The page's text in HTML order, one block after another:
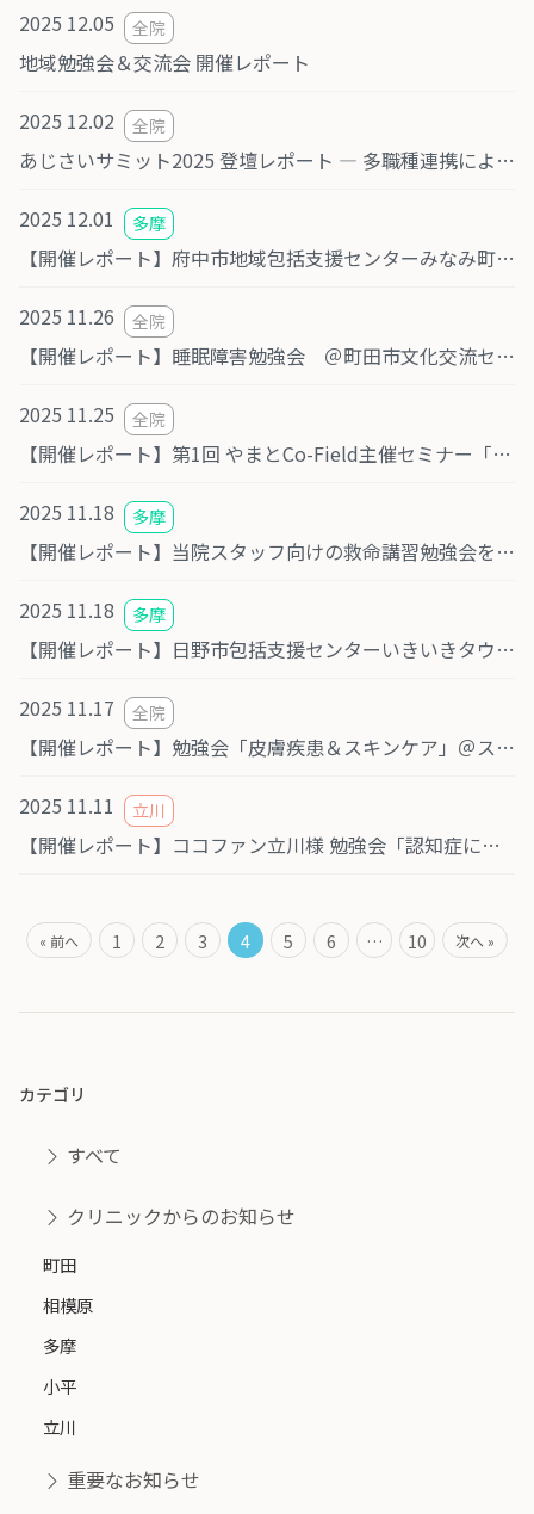
2025 12.05 全院
地域勉強会＆交流会 開催レポート
2025 12.02 全院
あじさいサミット2025 登壇レポート ― 多職種連携による事例発表：分身ロボット「OriHime」と精神科オンライン診療 ―
2025 12.01 多摩
【開催レポート】府中市地域包括支援センターみなみ町様 勉強会「大人の発達障害について」
2025 11.26 全院
【開催レポート】睡眠障害勉強会 ＠町田市文化交流センター
2025 11.25 全院
【開催レポート】第1回 やまとCo-Field主催セミナー「認知症 ― 新時代の認知症 理解と生活の工夫」
2025 11.18 多摩
【開催レポート】当院スタッフ向けの救命講習勉強会を開催しました。
2025 11.18 多摩
【開催レポート】日野市包括支援センターいきいきタウン様 勉強会「認知症について」
2025 11.17 全院
【開催レポート】勉強会「皮膚疾患＆スキンケア」＠スターク訪問看護ステーション大和
2025 11.11 立川
【開催レポート】ココファン立川様 勉強会「認知症について」
« 前へ 1 2 3 4 5 6 … 10 次へ »
カテゴリ
すべて
クリニックからのお知らせ
町田
相模原
多摩
小平
立川
重要なお知らせ